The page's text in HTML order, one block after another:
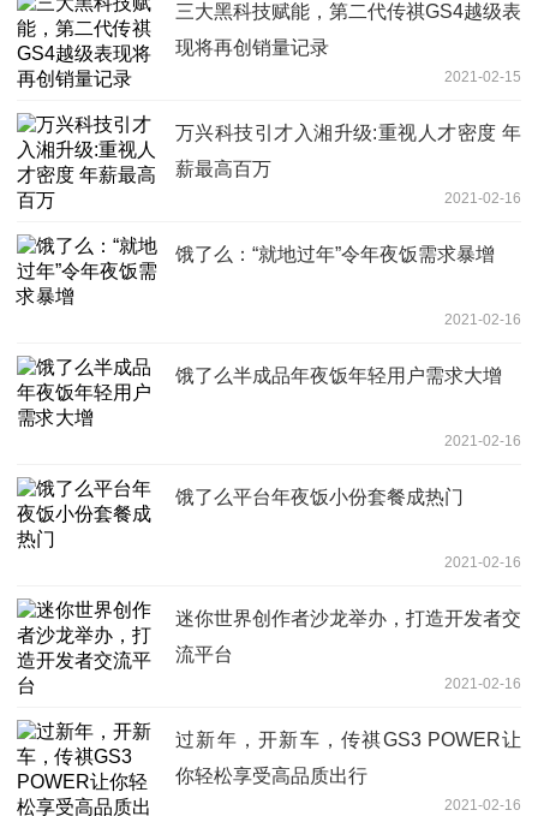
三大黑科技赋能，第二代传祺GS4越级表
现将再创销量记录
2021-02-15
万兴科技引才入湘升级:重视人才密度 年
薪最高百万
2021-02-16
饿了么：“就地过年”令年夜饭需求暴增
2021-02-16
饿了么半成品年夜饭年轻用户需求大增
2021-02-16
饿了么平台年夜饭小份套餐成热门
2021-02-16
迷你世界创作者沙龙举办，打造开发者交
流平台
2021-02-16
过新年，开新车，传祺GS3 POWER让
你轻松享受高品质出行
2021-02-16